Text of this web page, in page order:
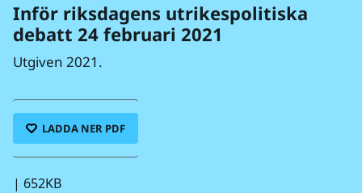
Inför riksdagens utrikespolitiska
debatt 24 februari 2021
Utgiven 2021.
LADDA NER PDF
| 652KB